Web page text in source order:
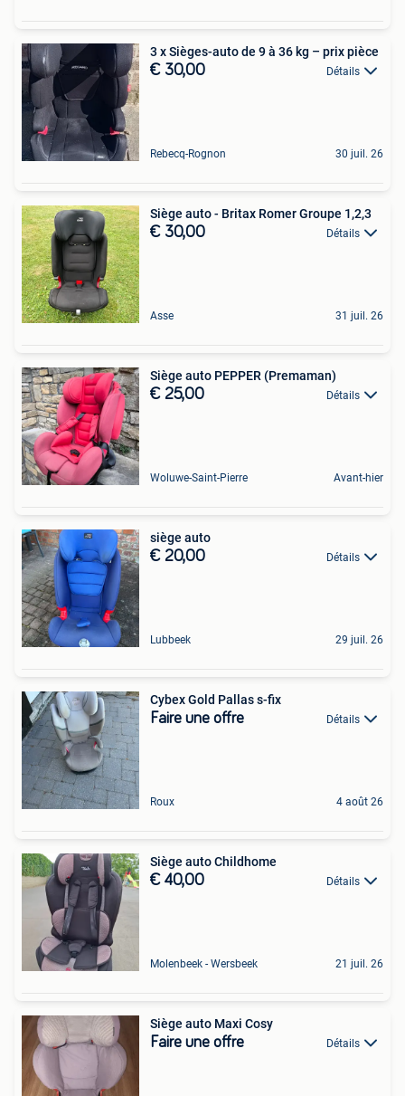
3 x Sièges-auto de 9 à 36 kg – prix pièce
€ 30,00 Détails
Rebecq-Rognon 30 juil. 26
Siège auto - Britax Romer Groupe 1,2,3
€ 30,00 Détails
Asse 31 juil. 26
Siège auto PEPPER (Premaman)
€ 25,00 Détails
Woluwe-Saint-Pierre Avant-hier
siège auto
€ 20,00 Détails
Lubbeek 29 juil. 26
Cybex Gold Pallas s-fix
Faire une offre Détails
Roux 4 août 26
Siège auto Childhome
€ 40,00 Détails
Molenbeek - Wersbeek 21 juil. 26
Siège auto Maxi Cosy
Faire une offre Détails